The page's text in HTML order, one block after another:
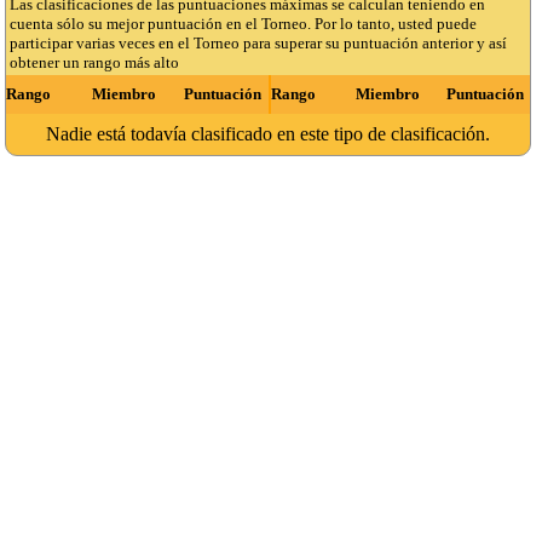
Las clasificaciones de las puntuaciones máximas se calculan teniendo en
cuenta sólo su mejor puntuación en el Torneo. Por lo tanto, usted puede
participar varias veces en el Torneo para superar su puntuación anterior y así
obtener un rango más alto
Rango
Miembro Puntuación Rango Miembro Puntuación
Nadie está todavía clasificado en este tipo de clasificación.